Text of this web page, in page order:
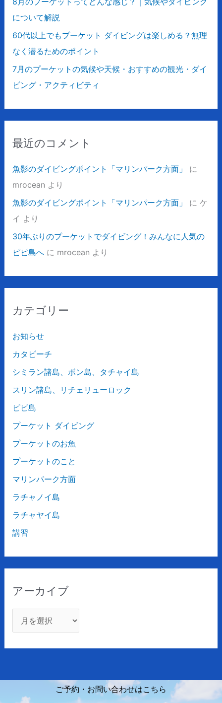
について解説
60代以上でもプーケット ダイビングは楽しめる？無理
なく潜るためのポイント
7月のプーケットの気候や天候・おすすめの観光・ダイ
ビング・アクティビティ
最近のコメント
魚影のダイビングポイント「マリンパーク方面」
に
mrocean より
魚影のダイビングポイント「マリンパーク方面」
に ケ
イ より
30年ぶりのプーケットでダイビング！みんなに人気の
ピピ島へに mrocean より
カテゴリー
お知らせ
カタビーチ
シミラン諸島、ボン島、タチャイ島
スリン諸島、リチェリューロック
ピピ島
プーケット ダイビング
プーケットのお魚
プーケットのこと
マリンパーク方面
ラチャノイ島
ラチャヤイ島
講習
アーカイブ
ご予約・お問い合わせはこちら